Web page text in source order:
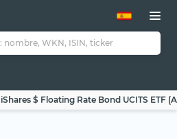
iShares $ Floating Rate Bond UCITS ETF